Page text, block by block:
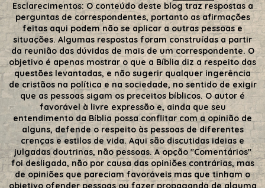
Esclarecimentos:O conteúdo deste blog traz respostas a
perguntas de correspondentes, portanto as afirmações
feitas aqui podem não se aplicar a outras pessoas e
situações. Algumas respostas foram construídas a partir
da reunião das dúvidas de mais de um correspondente. O
objetivo é apenas mostrar o que a Bíblia diz a respeito das
questões levantadas, e não sugerir qualquer ingerência
de cristãos na política e na sociedade, no sentido de exigir
que as pessoas sigam os preceitos bíblicos. O autor é
favorável à livre expressão e, ainda que seu
entendimento da Bíblia possa conflitar com a opinião de
alguns, defende o respeito às pessoas de diferentes
crenças e estilos de vida. Aqui são discutidas ideias e
julgadas doutrinas, não pessoas. A opção "Comentários"
foi desligada, não por causa das opiniões contrárias, mas
de opiniões que pareciam favoráveis mas que tinham o
objetivo ofender pessoas ou fazer propaganda de alguma